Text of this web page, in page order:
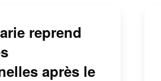
reprend
après le